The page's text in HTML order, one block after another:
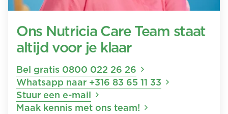
Ons Nutricia Care Team staat
altijd voor je klaar
Bel gratis 0800 022 26 26
Whatsapp naar +316 83 65 11 33
Stuur een e-mail
Maak kennis met ons team!